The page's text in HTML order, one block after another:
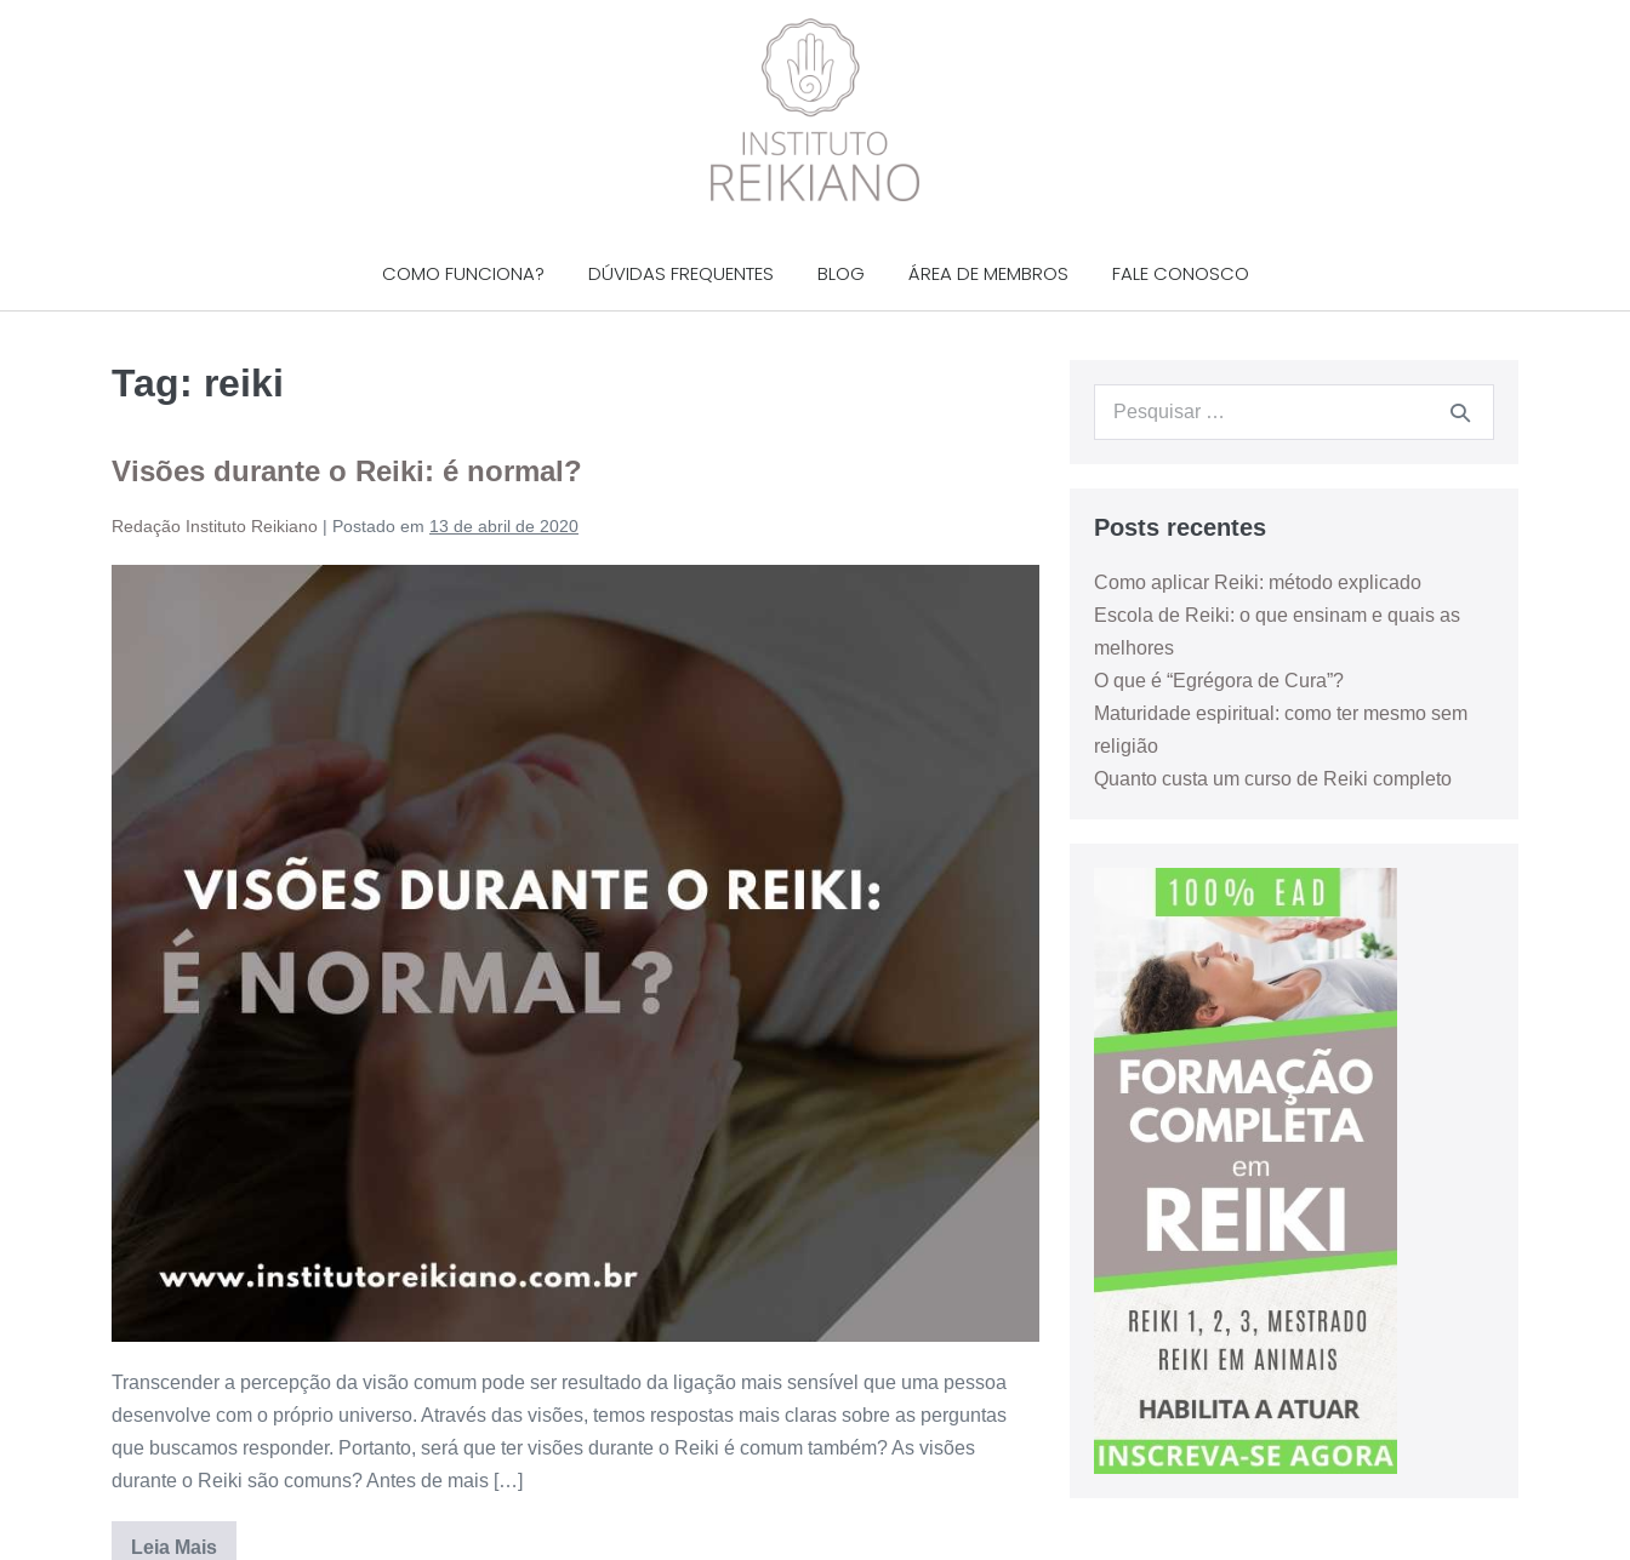
COMO FUNCIONA? DÚVIDAS FREQUENTES BLOG ÁREA DE MEMBROS FALE CONOSCO
Tag: reiki
Visões durante o Reiki: é normal?
Redação Instituto Reikiano | Postado em 13 de abril de 2020
Transcender a percepção da visão comum pode ser resultado da ligação mais sensível que uma pessoa
desenvolve com o próprio universo. Através das visões, temos respostas mais claras sobre as perguntas
que buscamos responder. Portanto, será que ter visões durante o Reiki é comum também? As visões
durante o Reiki são comuns? Antes de mais […]
Leia Mais
Posts recentes
Como aplicar Reiki: método explicado
Escola de Reiki: o que ensinam e quais as
melhores
O que é “Egrégora de Cura”?
Maturidade espiritual: como ter mesmo sem
religião
Quanto custa um curso de Reiki completo